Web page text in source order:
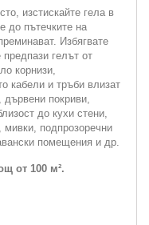
изстискайте гела в
до пътечките на
Избягвате
гелът от
корнизи,
кабели и тръби влизат
покриви,
до кухи стени,
мивки, подпрозоречни
помещения и др.
от 100 м².